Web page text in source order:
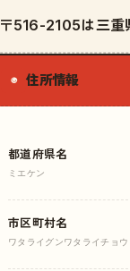
〒516-2105は三重
◉ 住所情報
都道府県名
ミエケン
市区町村名
ワタライグンワタライチョウ